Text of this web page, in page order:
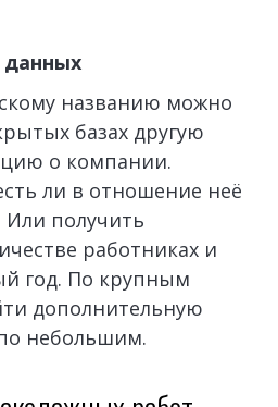
данных
названию можно
базах другую
о компании.
ли в отношение неё
получить
работниках и
год. По крупным
дополнительную
небольшим.